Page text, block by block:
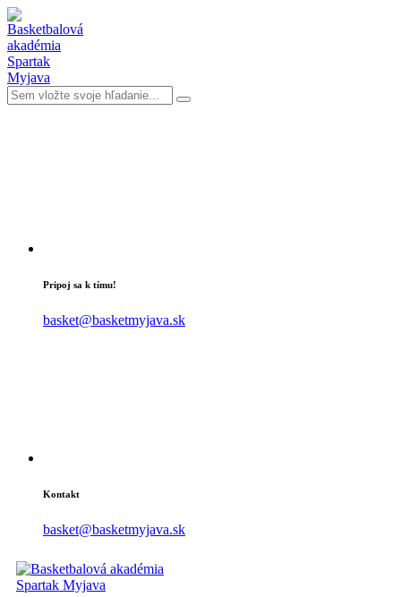
Pripoj sa k tímu!
basket@basketmyjava.sk
Kontakt
basket@basketmyjava.sk